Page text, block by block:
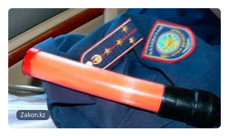
Zakon.kz